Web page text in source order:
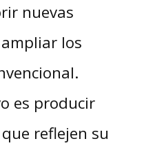
nuevas
los
es producir
reflejen su